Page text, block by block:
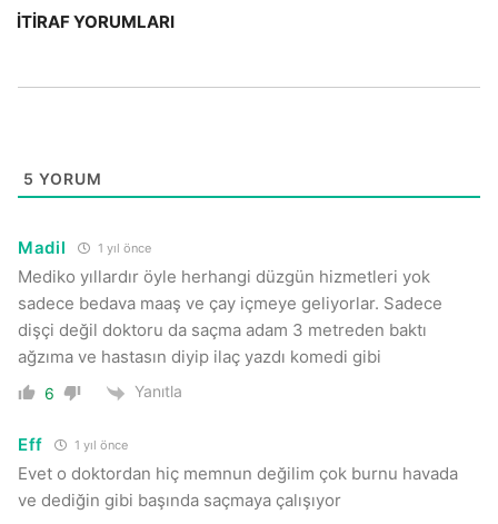
İTIRAF YORUMLARI
5 YORUM
Madil 1 yıl önce
Mediko yıllardır öyle herhangi düzgün hizmetleri yok
sadece bedava maaş ve çay içmeye geliyorlar. Sadece
dişçi değil doktoru da saçma adam 3 metreden baktı
ağzıma ve hastasın diyip ilaç yazdı komedi gibi
6 Yanıtla
Eff 1 yıl önce
Evet o doktordan hiç memnun değilim çok burnu havada
ve dediğin gibi başında saçmaya çalışıyor